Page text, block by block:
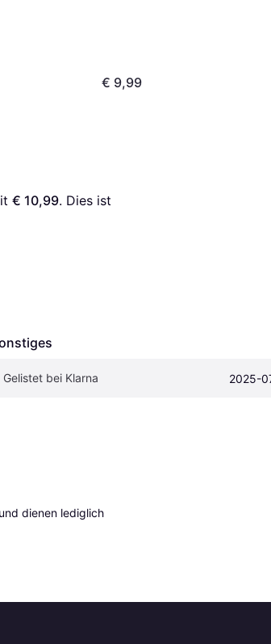
€ 9,99
€ 10,99. Dies ist
Gelistet bei Klarna 2025-
dienen lediglich